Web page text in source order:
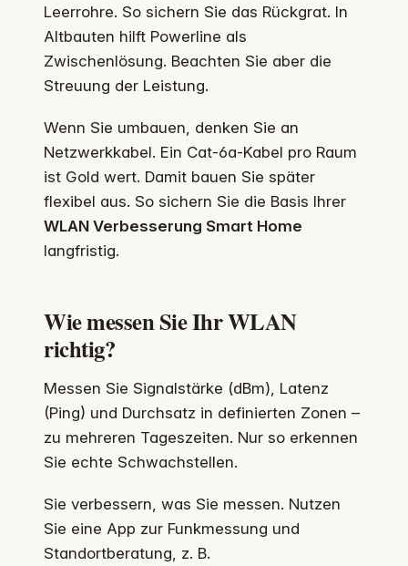
Leerrohre. So sichern Sie das Rückgrat. In
Altbauten hilft Powerline als
Zwischenlösung. Beachten Sie aber die
Streuung der Leistung.
Wenn Sie umbauen, denken Sie an
Netzwerkkabel. Ein Cat‑6a‑Kabel pro Raum
ist Gold wert. Damit bauen Sie später
flexibel aus. So sichern Sie die Basis Ihrer
WLAN Verbesserung Smart Home
langfristig.
Wie messen Sie Ihr WLAN
richtig?
Messen Sie Signalstärke (dBm), Latenz
(Ping) und Durchsatz in definierten Zonen –
zu mehreren Tageszeiten. Nur so erkennen
Sie echte Schwachstellen.
Sie verbessern, was Sie messen. Nutzen
Sie eine App zur Funkmessung und
Standortberatung, z. B.